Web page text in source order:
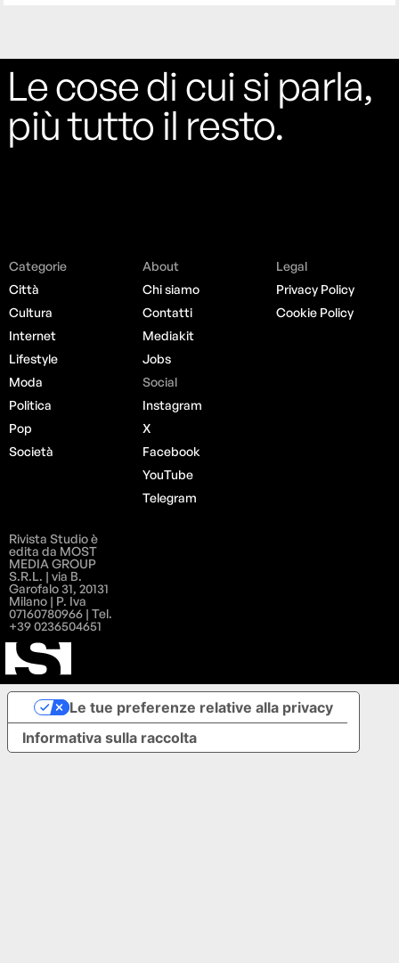
Le cose di cui si parla,
più tutto il resto.
Categorie
Città
Cultura
Internet
Lifestyle
Moda
Politica
Pop
Società
About
Chi siamo
Contatti
Mediakit
Jobs
Social
Instagram
X
Facebook
YouTube
Telegram
Legal
Privacy Policy
Cookie Policy
Rivista Studio è
edita da MOST
MEDIA GROUP
S.R.L. | via B.
Garofalo 31, 20131
Milano | P. Iva
07160780966 | Tel.
+39 0236504651
Informativa sulla raccolta
Le tue preferenze relative alla privacy